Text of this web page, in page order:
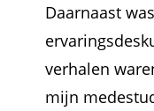
Daarnaast
verhalen
mijn